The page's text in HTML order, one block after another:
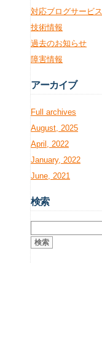
対応ブログサービス
技術情報
過去のお知らせ
障害情報
アーカイブ
Full archives
August, 2025
April, 2022
January, 2022
June, 2021
検索